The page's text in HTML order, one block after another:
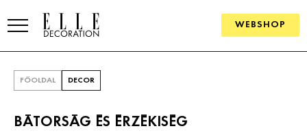
WEBSHOP
FŐOLDAL DECOR
BÁTORSÁG ÉS ÉRZÉKISÉG